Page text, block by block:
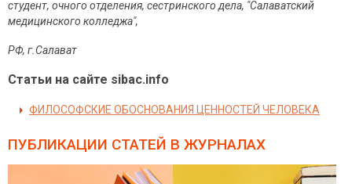
студент, очного отделения, сестринского дела, "Салаватский
медицинского колледжа",
РФ, г.Салават
Статьи на сайте sibac.info
ФИЛОСОФСКИЕ ОБОСНОВАНИЯ ЦЕННОСТЕЙ ЧЕЛОВЕКА
ПУБЛИКАЦИИ СТАТЕЙ В ЖУРНАЛАХ